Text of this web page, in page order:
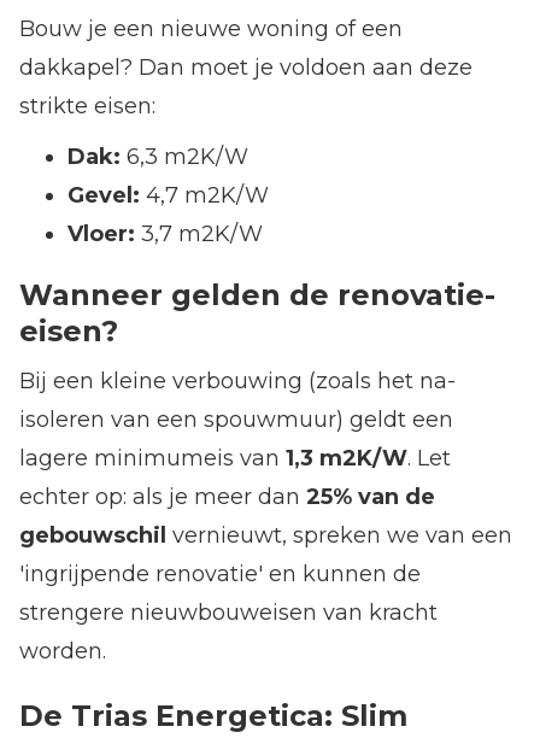
Bouw je een nieuwe woning of een
dakkapel? Dan moet je voldoen aan deze
strikte eisen:
Dak: 6,3 m2K/W
Gevel: 4,7 m2K/W
Vloer: 3,7 m2K/W
Wanneer gelden de renovatie-
eisen?
Bij een kleine verbouwing (zoals het na-
isoleren van een spouwmuur) geldt een
lagere minimumeis van 1,3 m2K/W. Let
echter op: als je meer dan 25% van de
gebouwschil vernieuwt, spreken we van een
'ingrijpende renovatie' en kunnen de
strengere nieuwbouweisen van kracht
worden.
De Trias Energetica: Slim